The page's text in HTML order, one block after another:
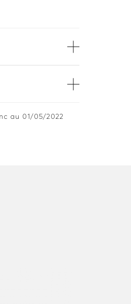
au 01/05/2022